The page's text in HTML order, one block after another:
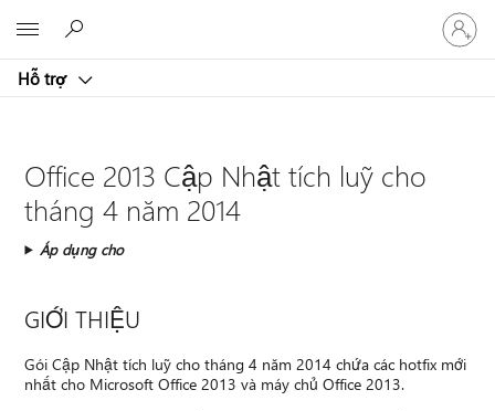
Hỗ trợ
Đăng
nhập
tài
Office 2013 Cập Nhật tích luỹ cho
tháng 4 năm 2014
Áp dụng cho
GIỚI THIỆU
Gói Cập Nhật tích luỹ cho tháng 4 năm 2014 chứa các hotfix mới
nhất cho Microsoft Office 2013 và máy chủ Office 2013.